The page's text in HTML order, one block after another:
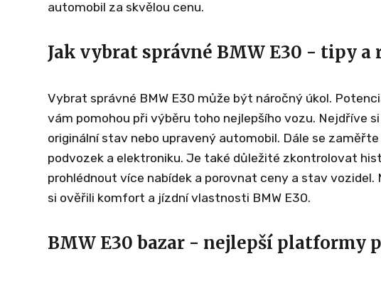
automobil za skvělou cenu.
Jak vybrat správné BMW E30 - tipy
Vybrat správné BMW E30 může být náročný úkol.
vám pomohou při výběru toho nejlepšího vozu.
originální stav nebo upravený automobil. Dále se
podvozek a elektroniku. Je také důležité zkontrolovat
prohlédnout více nabídek a porovnat ceny a stav
si ověřili komfort a jízdní vlastnosti BMW E30.
BMW E30 bazar - nejlepší platformy